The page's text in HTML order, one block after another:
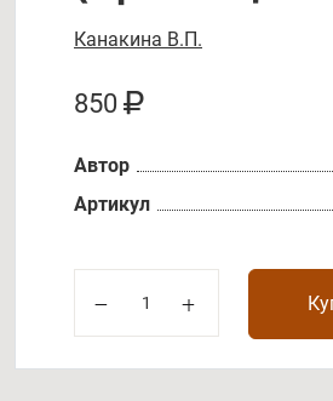
Канакина В.П.
850
Автор
Артикул